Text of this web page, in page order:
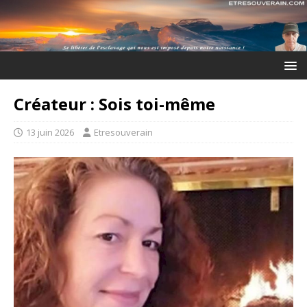
Créateur : Sois toi-même
13 juin 2026 Etresouverain